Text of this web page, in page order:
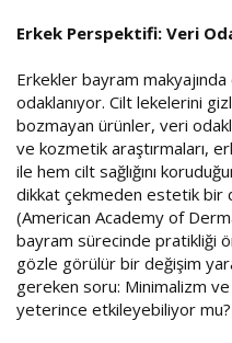
Erkek Perspektifi: Veri
Erkekler bayram
odaklanıyor. Cilt lekelerini
bozmayan ürünler, veri
ve kozmetik araştırmaları,
ile hem cilt sağlığını
dikkat çekmeden estetik bir
(American Academy of
bayram sürecinde pratikliği
gözle görülür bir değişim
gereken soru: Minimalizm ve
yeterince etkileyebiliyor mu?